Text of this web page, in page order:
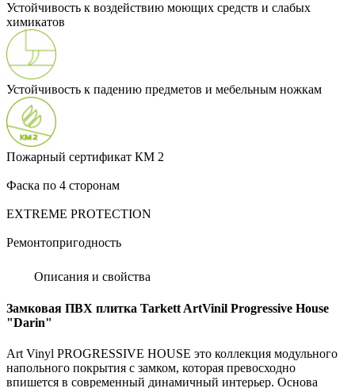
Устойчивость к воздействию моющих средств и слабых
химикатов
Устойчивость к падению предметов и мебельным ножкам
Пожарный сертификат КМ 2
Фаска по 4 сторонам
EXTREME PROTECTION
Ремонтопригодность
Описания и свойства
Замковая ПВХ плитка Tarkett ArtVinil Progressive House
"Darin"
Art Vinyl PROGRESSIVE HOUSE это коллекция модульного
напольного покрытия с замком, которая превосходно
впишется в современный динамичный интерьер. Основа